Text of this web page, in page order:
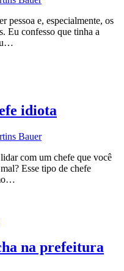
pessoa e, especialmente, os
Eu confesso que tinha a
idiota
Bauer
com um chefe que você
Esse tipo de chefe
na prefeitura